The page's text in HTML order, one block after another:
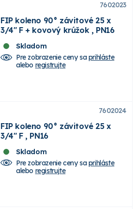
7602023
FIP koleno 90° závitové 25 x
3/4" F + kovový krúžok , PN16
Skladom
Pre zobrazenie ceny saprihláste
alebo registrujte
7602024
FIP koleno 90° závitové 25 x
3/4" F , PN16
Skladom
Pre zobrazenie ceny saprihláste
alebo registrujte